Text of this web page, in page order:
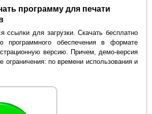
программу для печати
ссылки для загрузки. Скачать бесплатно
программного обеспечения в формате
версию. Причем, демо-версия
ограничения: по времени использования и